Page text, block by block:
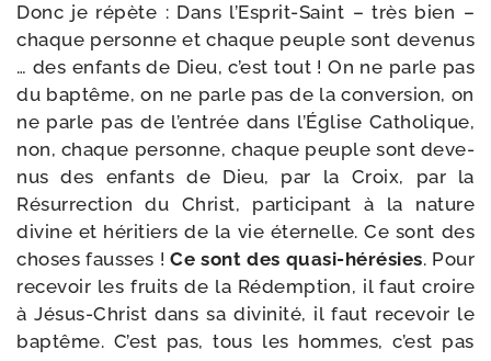
Donc je répète : Dans l’Esprit-Saint – très bien –
chaque per­sonne et chaque peuple sont deve­nus
… des enfants de Dieu, c’est tout ! On ne parle pas
du bap­tême, on ne parle pas de la conver­sion, on
ne parle pas de l’entrée dans l’Église Catholique,
non, chaque per­sonne, chaque peuple sont deve­
nus des enfants de Dieu, par la Croix, par la
Résurrection du Christ, par­ti­ci­pant à la nature
divine et héri­tiers de la vie éter­nelle. Ce sont des
choses fausses ! Ce sont des quasi-​hérésies. Pour
rece­voir les fruits de la Rédemption, il faut croire
à Jésus-​Christ dans sa divi­ni­té, il faut rece­voir le
bap­tême. C’est pas, tous les hommes, c’est pas